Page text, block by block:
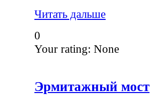
Читать дальше
0
Your rating: None
Эрмитажный мост